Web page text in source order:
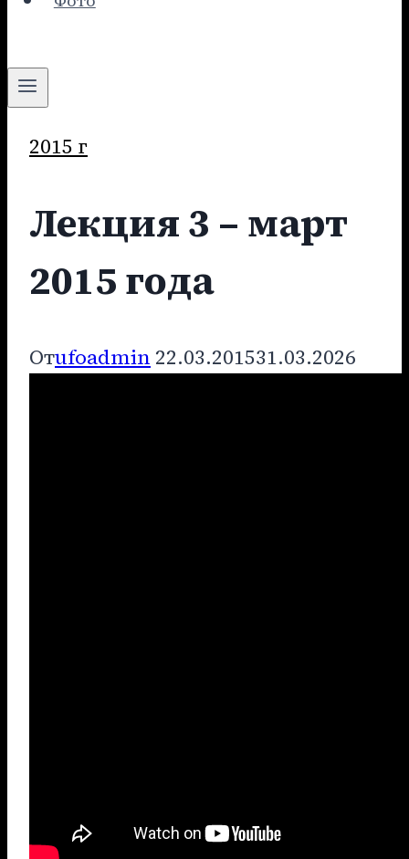
2015 г
Лекция 3 – март
2015 года
Отufoadmin 22.03.201531.03.2026